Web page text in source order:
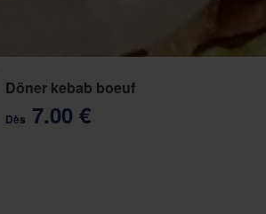
Döner kebab boeuf
Dès 7.00 €